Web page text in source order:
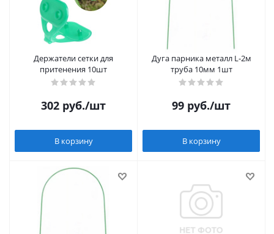
Держатели сетки для
притенения 10шт
302 руб./шт
В корзину
Дуга парника металл L-2м
труба 10мм 1шт
99 руб./шт
В корзину